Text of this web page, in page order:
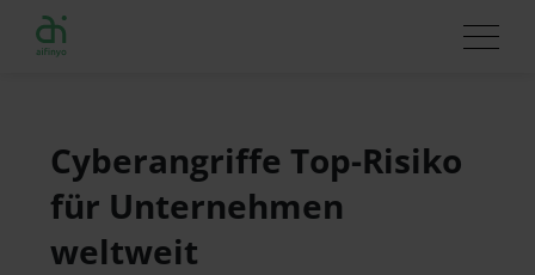
Cyberangriffe Top-Risiko
für Unternehmen
weltweit